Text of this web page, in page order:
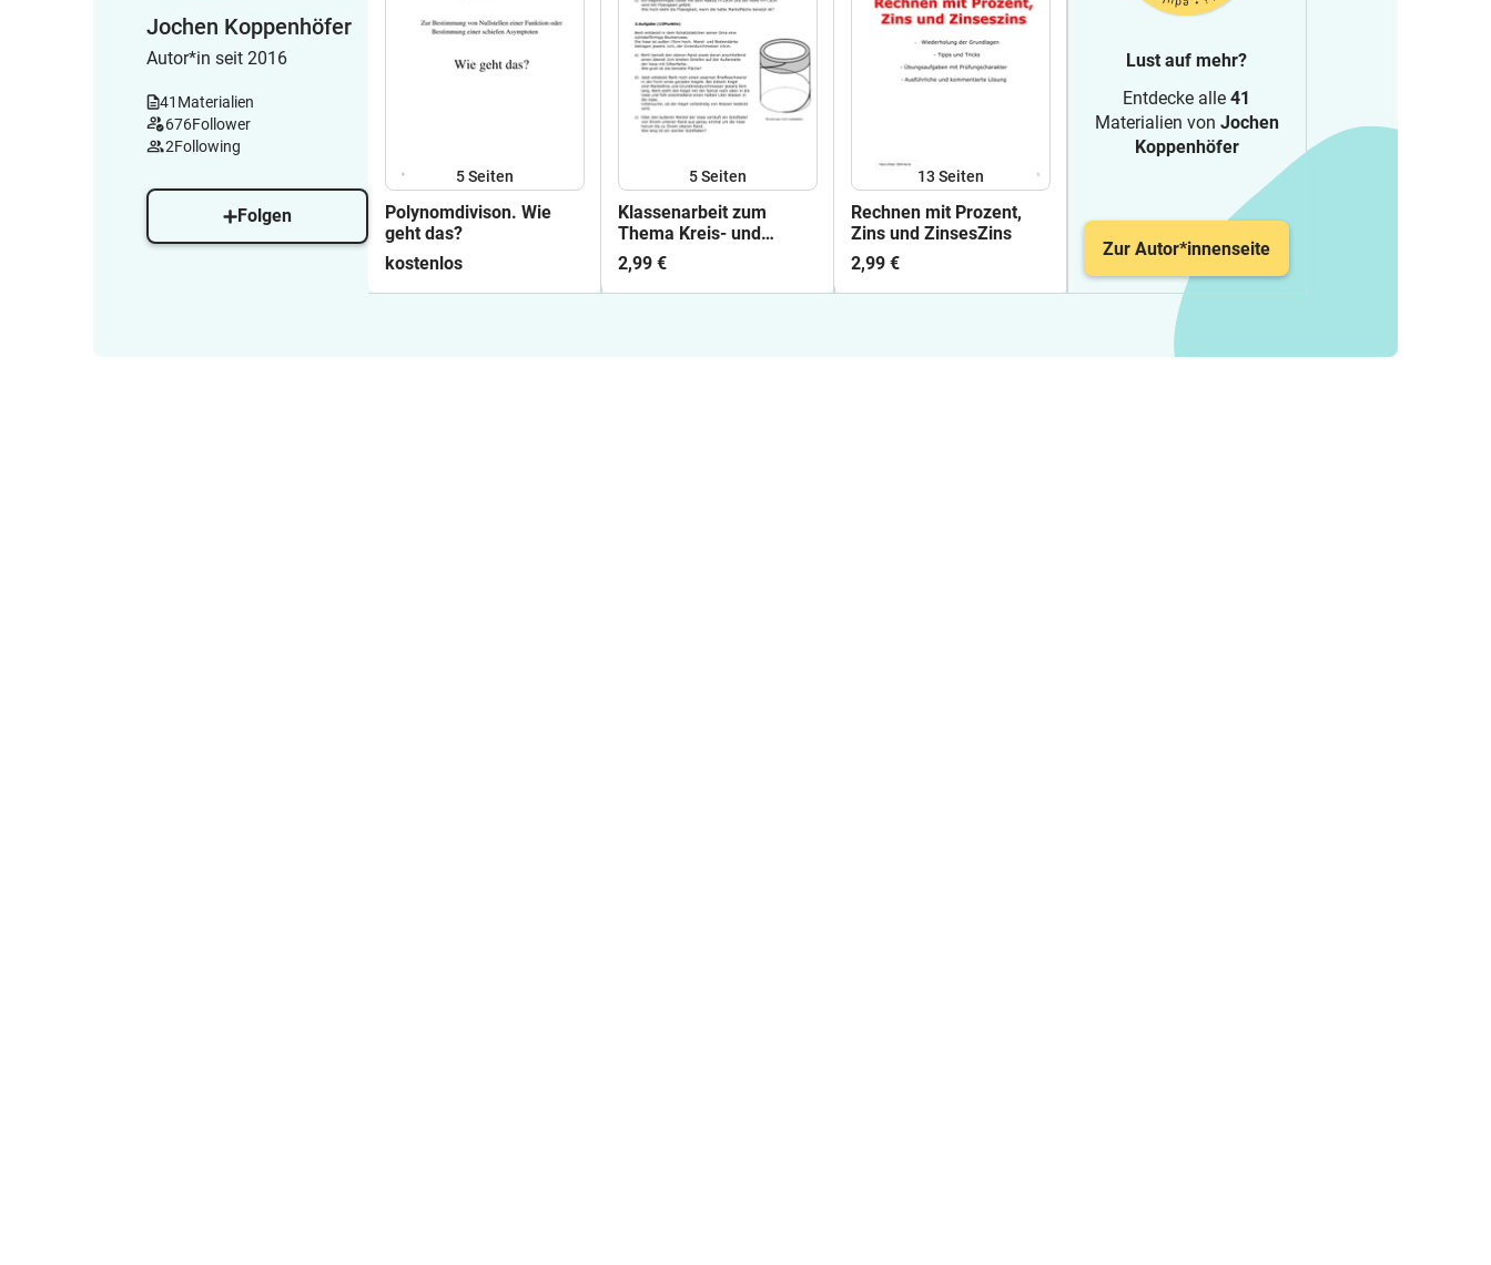
Jochen Koppenhöfer
Autor*in seit 2016
41 Materialien
676Follower
2Following
Folgen
5Seiten
Polynomdivison. Wie
geht das?
kostenlos
5Seiten
Klassenarbeit zum
Thema Kreis- und
Körperberechnung
2,99 €
13 Seiten
Rechnen mit Prozent,
Zins und ZinsesZins
2,99 €
Lust auf mehr?
Entdecke alle 41
Materialien von Jochen
Koppenhöfer
Zur Autor*innenseite